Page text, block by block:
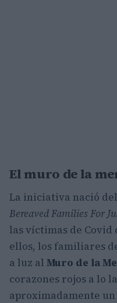
El muro de la
La iniciativa nació
Bereaved Families For
las víctimas de Covid
ellos, los familiares
a luz al Muro de la
corazones rojos a lo
aproximadamente